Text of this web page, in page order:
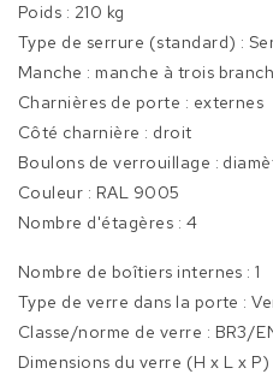
Poids : 210 kg
Type de serrure (standard) :
Manche : manche à trois
Charnières de porte : externes
Côté charnière : droit
Boulons de verrouillage :
Couleur : RAL 9005
Nombre d'étagères : 4
Nombre de boîtiers internes : 1
Type de verre dans la porte :
Classe/norme de verre : BR3/
Dimensions du verre (H x L x